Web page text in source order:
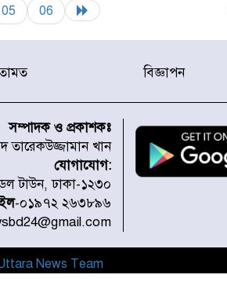
05 06
বিজ্ঞাপন
সম্পাদক ও প্রকাশকঃ
তারেকউজ্জামান খান
যোগাযোগ:
টাউন, ঢাকা-১২৩০
-০১৯৭২ ২৬৩৮৯৬
News Team